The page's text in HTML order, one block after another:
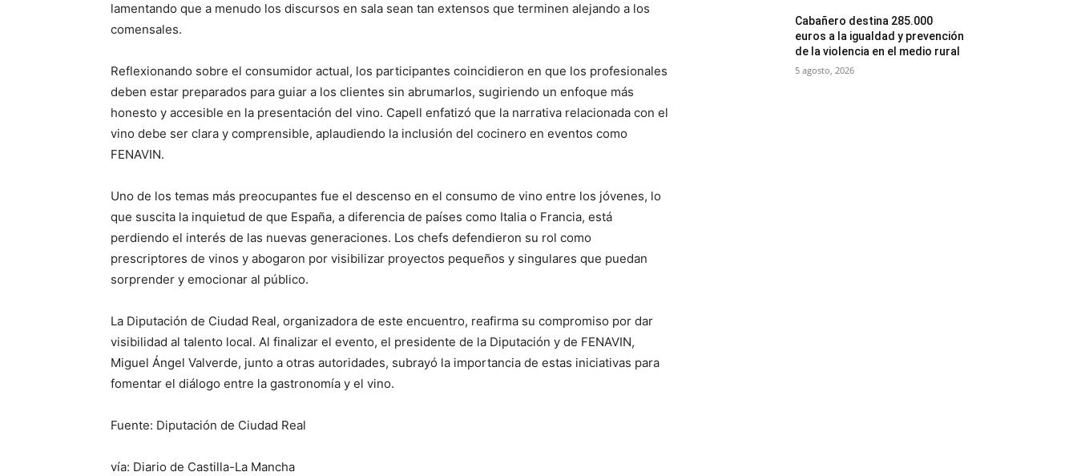
lamentando que a menudo los discursos en sala sean tan extensos que terminen alejando a los
comensales.
Reflexionando sobre el consumidor actual, los participantes coincidieron en que los profesionales
deben estar preparados para guiar a los clientes sin abrumarlos, sugiriendo un enfoque más
honesto y accesible en la presentación del vino. Capell enfatizó que la narrativa relacionada con el
vino debe ser clara y comprensible, aplaudiendo la inclusión del cocinero en eventos como
FENAVIN.
Uno de los temas más preocupantes fue el descenso en el consumo de vino entre los jóvenes, lo
que suscita la inquietud de que España, a diferencia de países como Italia o Francia, está
perdiendo el interés de las nuevas generaciones. Los chefs defendieron su rol como
prescriptores de vinos y abogaron por visibilizar proyectos pequeños y singulares que puedan
sorprender y emocionar al público.
La Diputación de Ciudad Real, organizadora de este encuentro, reafirma su compromiso por dar
visibilidad al talento local. Al finalizar el evento, el presidente de la Diputación y de FENAVIN,
Miguel Ángel Valverde, junto a otras autoridades, subrayó la importancia de estas iniciativas para
fomentar el diálogo entre la gastronomía y el vino.
Fuente: Diputación de Ciudad Real
vía: Diario de Castilla-La Mancha
Cabañero destina 285.000
euros a la igualdad y prevención
de la violencia en el medio rural
5 agosto, 2026